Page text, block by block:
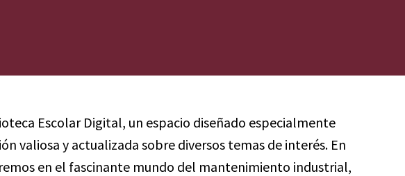
Escolar Digital, un espacio diseñado especialmente
valiosa y actualizada sobre diversos temas de interés. En
en el fascinante mundo del mantenimiento industrial,